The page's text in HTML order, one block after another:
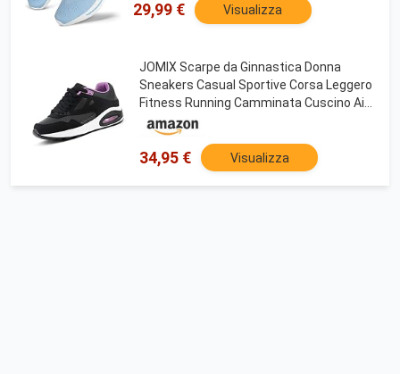
29,99 € Visualizza
JOMIX Scarpe da Ginnastica Donna
Sneakers Casual Sportive Corsa Leggero
Fitness Running Camminata Cuscino Air
Respitabile ND138-9 (Nero Viola, 39)
34,95 € Visualizza